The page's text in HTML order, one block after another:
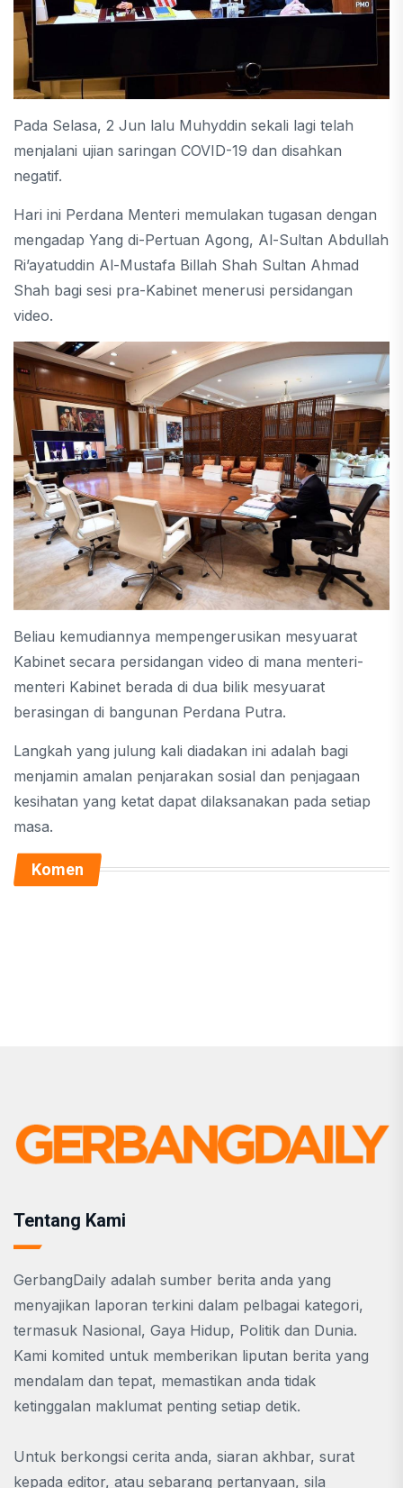
Pada Selasa, 2 Jun lalu Muhyddin sekali lagi telah
menjalani ujian saringan COVID-19 dan disahkan
negatif.
Hari ini Perdana Menteri memulakan tugasan dengan
mengadap Yang di-Pertuan Agong, Al-Sultan Abdullah
Ri’ayatuddin Al-Mustafa Billah Shah Sultan Ahmad
Shah bagi sesi pra-Kabinet menerusi persidangan
video.
Beliau kemudiannya mempengerusikan mesyuarat
Kabinet secara persidangan video di mana menteri-
menteri Kabinet berada di dua bilik mesyuarat
berasingan di bangunan Perdana Putra.
Langkah yang julung kali diadakan ini adalah bagi
menjamin amalan penjarakan sosial dan penjagaan
kesihatan yang ketat dapat dilaksanakan pada setiap
masa.
Komen
Tentang Kami
GerbangDaily adalah sumber berita anda yang
menyajikan laporan terkini dalam pelbagai kategori,
termasuk Nasional, Gaya Hidup, Politik dan Dunia.
Kami komited untuk memberikan liputan berita yang
mendalam dan tepat, memastikan anda tidak
ketinggalan maklumat penting setiap detik.
Untuk berkongsi cerita anda, siaran akhbar, surat
kepada editor, atau sebarang pertanyaan, sila